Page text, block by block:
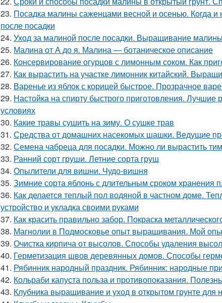
23. Посадка малины саженцами весной и осенью. Когда и
после посадки
24. Уход за малиной после посадки. Выращивание малины
25. Малина от А до я. Малина — ботаническое описание
26. Консервирование огурцов с лимонным соком. Как
27. Как вырастить на участке лимонник китайский.
28. Варенье из яблок с корицей быстрое. Прозрачное
29. Настойка на спирту быстрого приготовления.
условиях
30. Какие травы сушить на зиму. О сушке трав
31. Средства от домашних насекомых шашки. Ведущие
32. Семена чабреца для посадки. Можно ли вырастить
33. Ранний сорт груши. Летние сорта груш
34. Опылители для вишни. Чудо-вишня
35. Зимние сорта яблонь с длительным сроком хранения
36. Как делается теплый пол водяной в частном доме.
устройство и укладка своими руками
37. Как красить правильно забор. Покраска
38. Магнолии в Подмосковье опыт выращивания. Мой
39. Очистка кирпича от высолов. Способы удаления
40. Герметизация швов деревянных домов. Способы
41. Рябинник народный праздник. Рябинник: народные
42. Кольраби капуста польза и противопоказания.
43. Клубника выращивание и уход в открытом грунте